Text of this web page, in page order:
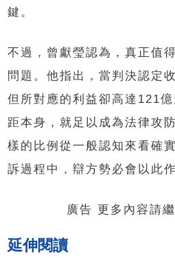
鍵。
不過，曾獻瑩認為，真正值
問題。他指出，當判決認定
但所對應的利益卻高達121
距本身，就足以成為法律攻
樣的比例從一般認知來看確
訴過程中，辯方勢必會以此
廣告 更多內容請
延伸閱讀